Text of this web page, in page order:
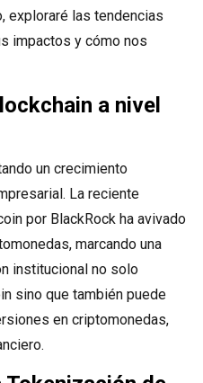
exploraré las tendencias
impactos y cómo nos
a nivel
un crecimiento
La reciente
por BlackRock ha avivado
marcando una
institucional no solo
sino que también puede
en criptomonedas,